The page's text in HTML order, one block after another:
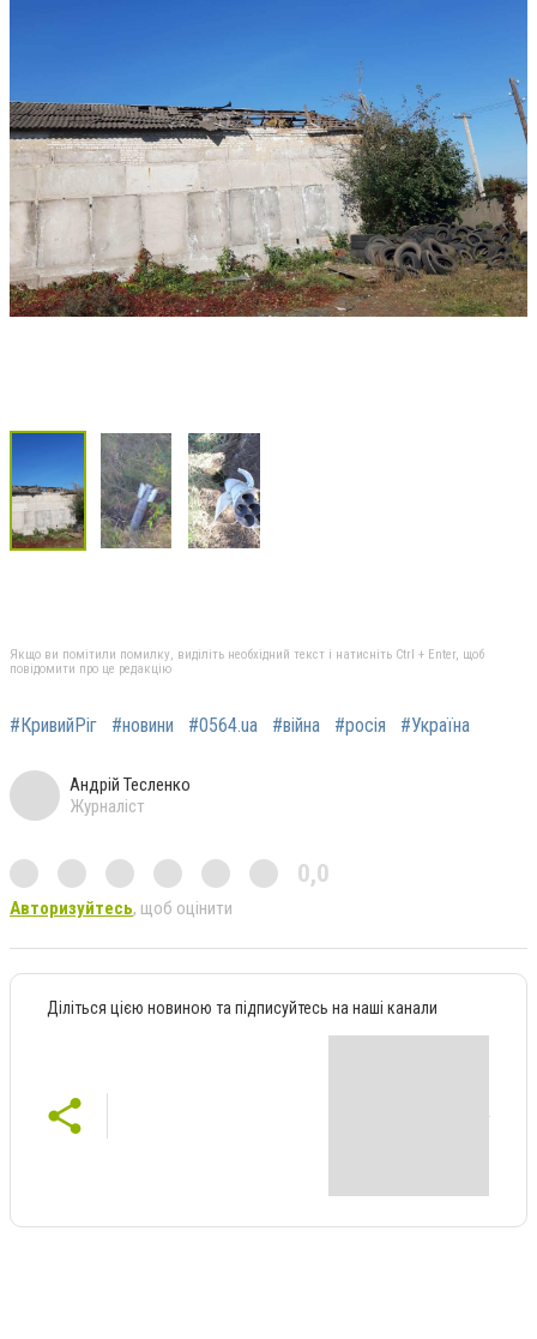
Якщо ви помітили помилку, виділіть необхідний текст і натисніть Ctrl + Enter, щоб
повідомити про це редакцію
#КривийРіг #новини #0564.ua #війна #росія #Україна
Андрій Тесленко
Журналіст
0,0
Авторизуйтесь, щоб оцінити
Діліться цією новиною та підписуйтесь на наші канали